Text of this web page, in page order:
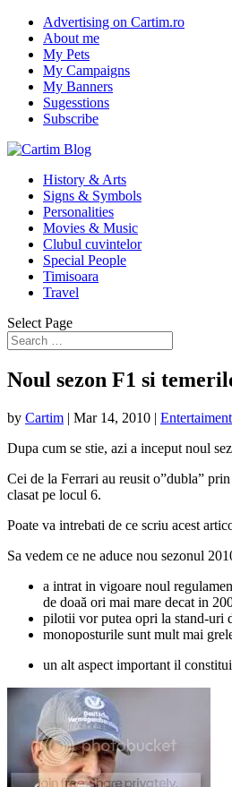
Advertising on Cartim.ro
About me
My Pets
My Campaigns
My Banners
Sugesstions
Subscribe
History & Arts
Signs & Symbols
Personalities
Movies & Music
Clubul cuvintelor
Special People
Timisoara
Travel
Select Page
Noul sezon F1 si
by Cartim | Mar 14, 2010 | Entertaiment
Dupa cum se stie, azi a inceput noul
Cei de la Ferrari au reusit o”dubla”
clasat pe locul 6.
Poate va intrebati de ce scriu acest
Sa vedem ce ne aduce nou sezonul
a intrat in vigoare noul
de doaă ori mai mare decat in
pilotii vor putea opri la stand-uri
monoposturile sunt mult mai
un alt aspect important il